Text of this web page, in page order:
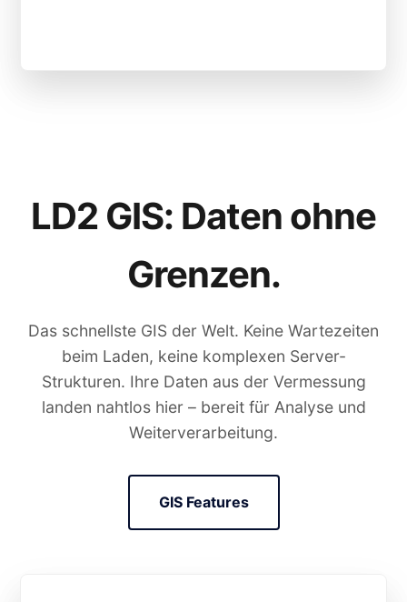
LD2 GIS: Daten ohne
Grenzen.
Das schnellste GIS der Welt. Keine Wartezeiten
beim Laden, keine komplexen Server-
Strukturen. Ihre Daten aus der Vermessung
landen nahtlos hier – bereit für Analyse und
Weiterverarbeitung.
GIS Features